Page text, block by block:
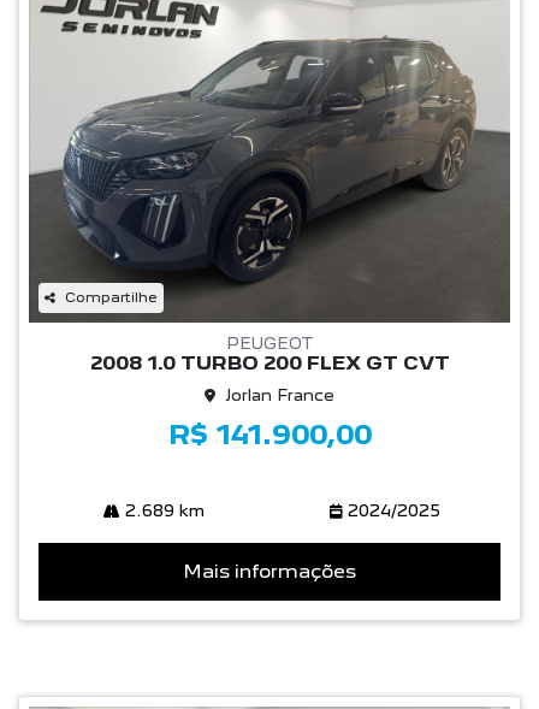
Compartilhe
PEUGEOT
2008 1.0 TURBO 200 FLEX GT CVT
Jorlan France
R$ 141.900,00
2.689 km 2024/2025
Mais informações